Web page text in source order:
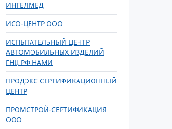
ИНТЕЛМЕД
ИСО-ЦЕНТР ООО
ИСПЫТАТЕЛЬНЫЙ ЦЕНТР
АВТОМОБИЛЬНЫХ ИЗДЕЛИЙ
ГНЦ РФ НАМИ
ПРОДЭКС СЕРТИФИКАЦИОННЫЙ
ЦЕНТР
ПРОМСТРОЙ-СЕРТИФИКАЦИЯ
ООО